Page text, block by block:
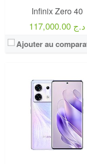
Infinix Zero 40
117,000.00 د.ج
Ajouter au